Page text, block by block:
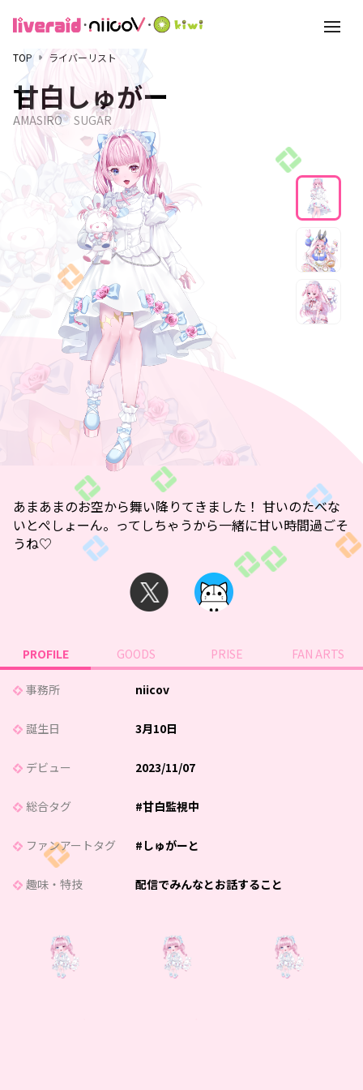
toggle
TOP ライバーリスト
甘白しゅがー
AMASIRO　SUGAR
あまあまのお空から舞い降りてきました！ 甘いのたべな
いとぺしょーん。ってしちゃうから一緒に甘い時間過ごそ
うね♡
PROFILE GOODS PRISE FAN ARTS
事務所 niicov
誕生日 3月10日
デビュー 2023/11/07
総合タグ #甘白監視中
ファンアートタグ #しゅがーと
趣味・特技 配信でみんなとお話すること